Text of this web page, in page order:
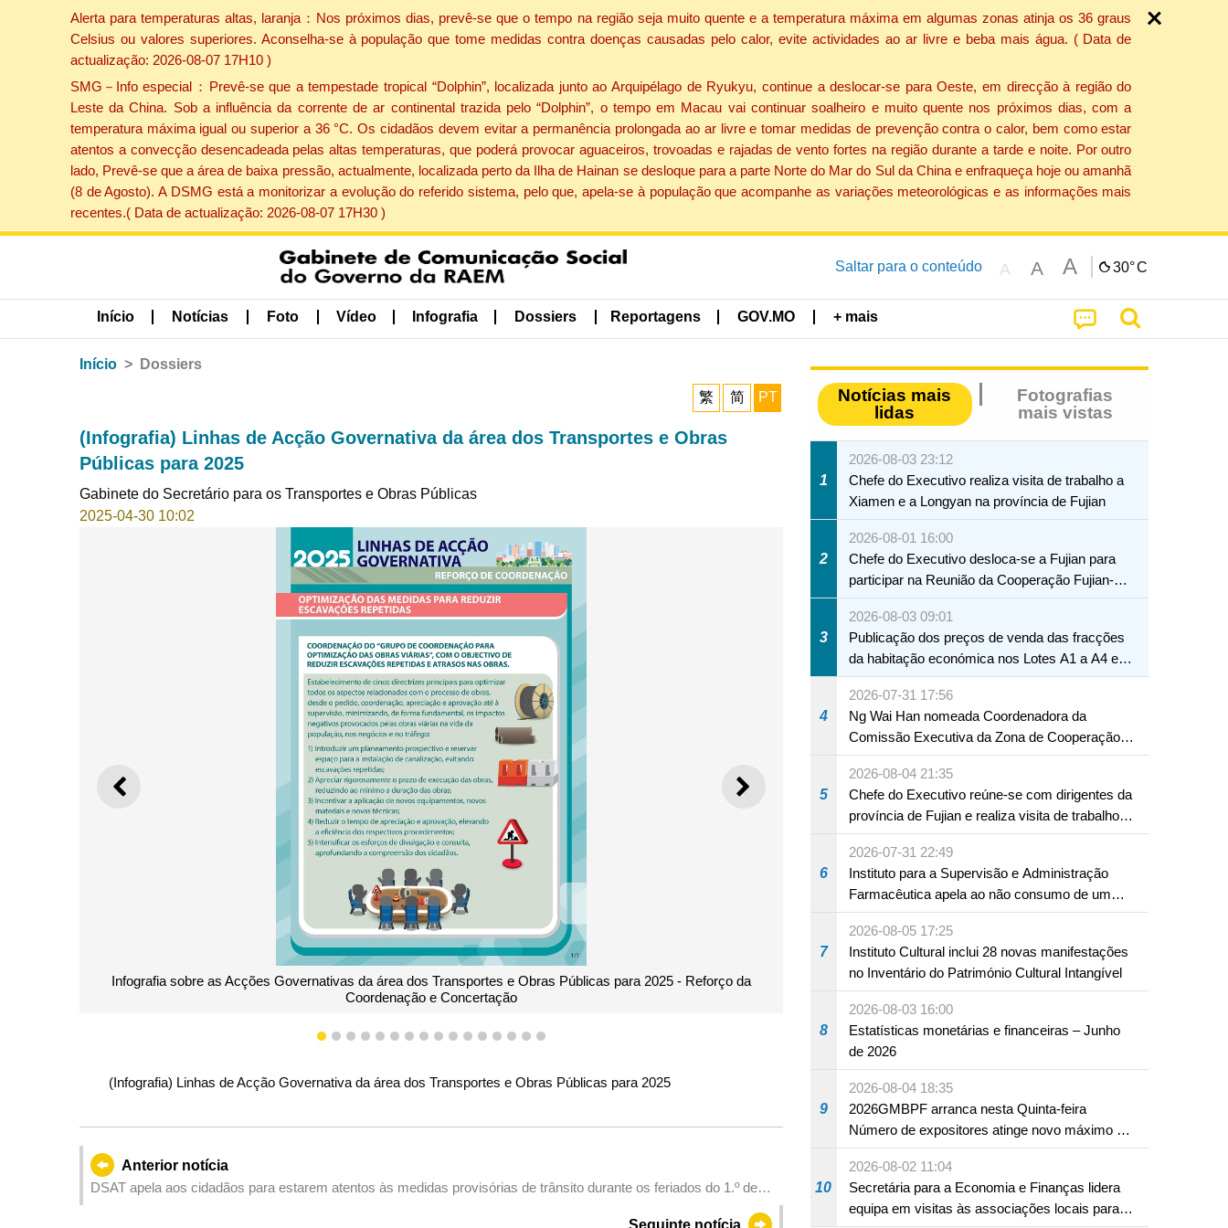
Alerta para temperaturas altas, laranja：Nos próximos dias, prevê-se que o tempo na região seja muito quente e a temperatura máxima em algumas zonas atinja os 36 graus
Celsius ou valores superiores. Aconselha-se à população que tome medidas contra doenças causadas pelo calor, evite actividades ao ar livre e beba mais água. ( Data de
actualização: 2026-08-07 17H10 )
SMG－Info especial：Prevê-se que a tempestade tropical “Dolphin”, localizada junto ao Arquipélago de Ryukyu, continue a deslocar-se para Oeste, em direcção à região do
Leste da China. Sob a influência da corrente de ar continental trazida pelo “Dolphin”, o tempo em Macau vai continuar soalheiro e muito quente nos próximos dias, com a
temperatura máxima igual ou superior a 36 °C. Os cidadãos devem evitar a permanência prolongada ao ar livre e tomar medidas de prevenção contra o calor, bem como estar
atentos a convecção desencadeada pelas altas temperaturas, que poderá provocar aguaceiros, trovoadas e rajadas de vento fortes na região durante a tarde e noite. Por outro
lado, Prevê-se que a área de baixa pressão, actualmente, localizada perto da Ilha de Hainan se desloque para a parte Norte do Mar do Sul da China e enfraqueça hoje ou amanhã
(8 de Agosto). A DSMG está a monitorizar a evolução do referido sistema, pelo que, apela-se à população que acompanhe as variações meteorológicas e as informações mais
recentes.( Data de actualização: 2026-08-07 17H30 )
Saltar para o conteúdo A A A 30°C
Início Notícias Foto Vídeo Infografia Dossiers Reportagens GOV.MO + mais
Início Dossiers
繁 简 PT
(Infografia) Linhas de Acção Governativa da área dos Transportes e Obras
Públicas para 2025
Gabinete do Secretário para os Transportes e Obras Públicas
2025-04-30 10:02
ANTERIOR SEGUINTE
Governativas da área dos Transportes e Obras Públicas para 2025 - Reforço da
Infografia sobre as Acções Governativas da área dos Transportes e Obras Públicas para 2025 – Construção
1 2 3 4 5 6 7 8 9 10111213141516
(Infografia) Linhas de Acção Governativa da área dos Transportes e Obras Públicas para 2025
Anterior notícia
DSAT apela aos cidadãos para estarem atentos às medidas provisórias de trânsito durante os feriados do 1.º de
Seguinte notícia
Notícias mais
lidas
Fotografias
mais vistas
1
2026-08-03 23:12
Chefe do Executivo realiza visita de trabalho a
Xiamen e a Longyan na província de Fujian
2
2026-08-01 16:00
Chefe do Executivo desloca-se a Fujian para
participar na Reunião da Cooperação Fujian-
Macau
3
2026-08-03 09:01
Publicação dos preços de venda das fracções
da habitação económica nos Lotes A1 a A4 e
A12 da Zona A dos Novos Aterros
4
2026-07-31 17:56
Ng Wai Han nomeada Coordenadora da
Comissão Executiva da Zona de Cooperação
Aprofundada entre Guangdong e Macau em
Hengqin
5
2026-08-04 21:35
Chefe do Executivo reúne-se com dirigentes da
província de Fujian e realiza visita de trabalho
em Fuzhou
6
2026-07-31 22:49
Instituto para a Supervisão e Administração
Farmacêutica apela ao não consumo de um
produto com substâncias medicamentosas
ocidentais
7
2026-08-05 17:25
Instituto Cultural inclui 28 novas manifestações
no Inventário do Património Cultural Intangível
8
2026-08-03 16:00
Estatísticas monetárias e financeiras – Junho
de 2026
9
2026-08-04 18:35
2026GMBPF arranca nesta Quinta-feira
Número de expositores atinge novo máximo em
18 anos
10
2026-08-02 11:04
Secretária para a Economia e Finanças lidera
equipa em visitas às associações locais para